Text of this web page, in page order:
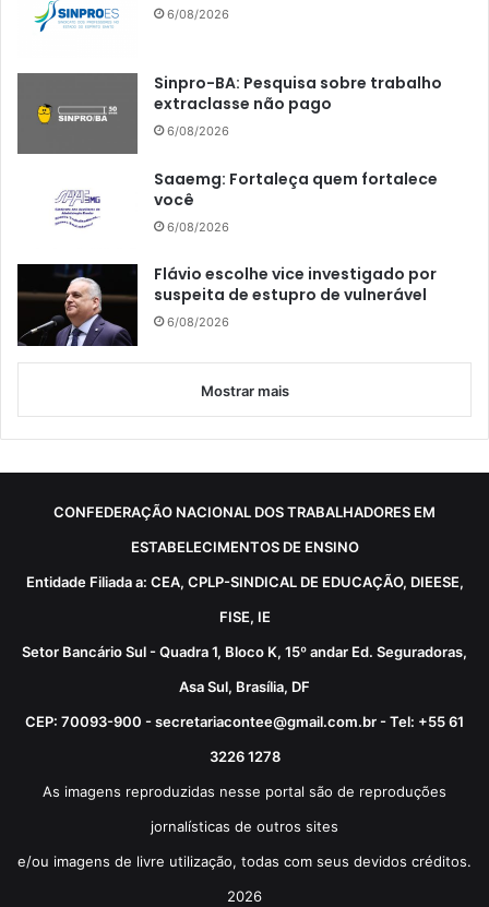
6/08/2026
Sinpro-BA: Pesquisa sobre trabalho
extraclasse não pago
6/08/2026
Saaemg: Fortaleça quem fortalece
você
6/08/2026
Flávio escolhe vice investigado por
suspeita de estupro de vulnerável
6/08/2026
Mostrar mais
CONFEDERAÇÃO NACIONAL DOS TRABALHADORES EM
ESTABELECIMENTOS DE ENSINO
Entidade Filiada a: CEA, CPLP-SINDICAL DE EDUCAÇÃO, DIEESE,
FISE, IE
Setor Bancário Sul - Quadra 1, Bloco K, 15º andar Ed. Seguradoras,
Asa Sul, Brasília, DF
CEP: 70093-900 - secretariacontee@gmail.com.br - Tel: +55 61
3226 1278
As imagens reproduzidas nesse portal são de reproduções
jornalísticas de outros sites
e/ou imagens de livre utilização, todas com seus devidos créditos.
2026